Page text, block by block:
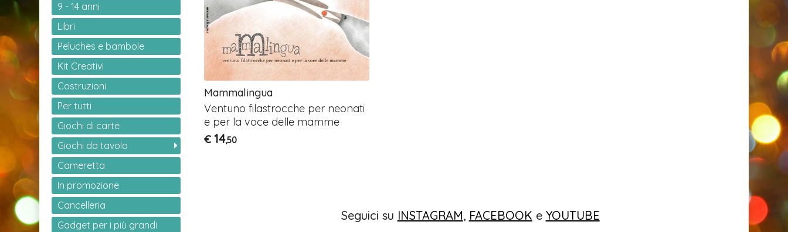
Mammalingua
Ventuno filastrocche per neonati
e per la voce delle mamme
€ 14,50
Seguici su INSTAGRAM, FACEBOOK e YOUTUBE
9 - 14 anni
Libri
Peluches e bambole
Kit Creativi
Costruzioni
Per tutti
Giochi di carte
Giochi da tavolo
Cameretta
In promozione
Cancelleria
Gadget per i più grandi